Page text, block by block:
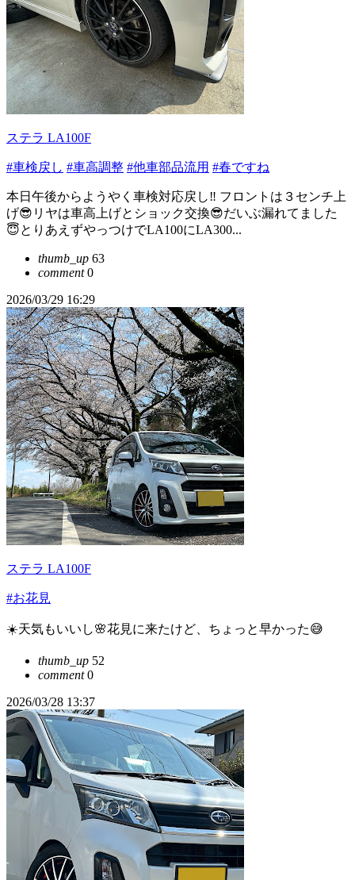
ステラ LA100F
#車検戻し #車高調整 #他車部品流用 #春ですね
本日午後からようやく車検対応戻し‼️ フロントは３センチ上
げ😎リヤは車高上げとショック交換😎だいぶ漏れてました
😇とりあえずやっつけでLA100にLA300...
thumb_up 63
comment0
2026/03/29 16:29
ステラ LA100F
#お花見
☀️天気もいいし🌸花見に来たけど、ちょっと早かった😅
thumb_up 52
comment0
2026/03/28 13:37